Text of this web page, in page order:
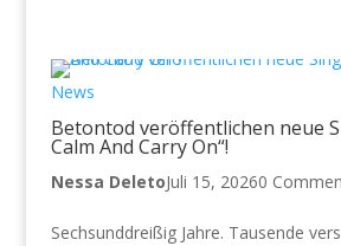
News
Betontod veröffentlichen neue
Calm And Carry On“!
Nessa DeletoJuli 15, 20260
Sechsunddreißig Jahre. Tausende